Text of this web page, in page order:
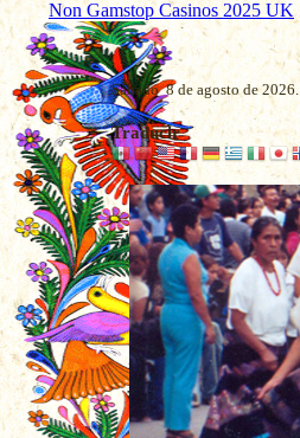
Non Gamstop Casinos 2025 UK
Sábado 8 de agosto de 2026.
Traducir